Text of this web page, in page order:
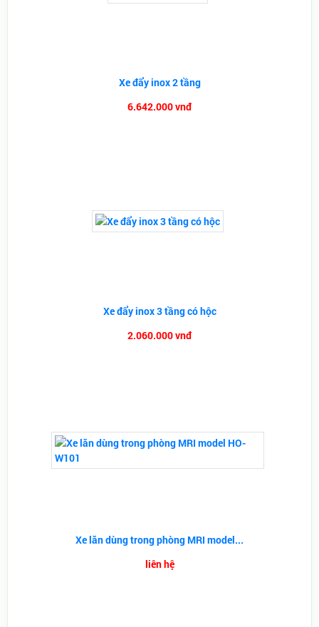
Xe đẩy inox 2 tầng
6.642.000 vnđ
Xe đẩy inox 3 tầng có hộc
2.060.000 vnđ
Xe lăn dùng trong phòng MRI model...
liên hệ